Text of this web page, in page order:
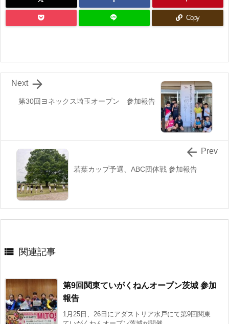
Copy
第30回ヨネックス埼玉オープン 参加報告

Next
若葉カップ予選、ABC団体戦 参加報告
 Prev
 関連記事
第9回関東ていがくねんオープン茨城 参加
報告
1月25日、26日にアダストリア水戸にて第9回関東